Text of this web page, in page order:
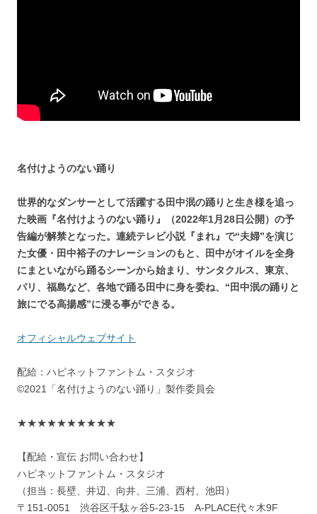
名付けようのない踊り
世界的なダンサーとして活躍する田中泯の踊りと生き様を追っ
た映画『名付けようのない踊り』（2022年1月28日公開）の予
告編が解禁となった。連続テレビ小説『まれ』で“夫婦”を演じ
た女優・田中裕子のナレーションのもと、田中がオイルを全身
にまといながら踊るシーンから始まり、サンタクルス、東京、
パリ、福島など、各地で踊る田中に身を委ね、“田中泯の踊りと
旅にでる高揚感”に浸る事ができる。
オフィシャルウェブサイト
配給：ハピネットファントム・スタジオ
©2021「名付けようのない踊り」製作委員会
★★★★★★★★★★
【配給・宣伝 お問い合わせ】
ハピネットファントム・スタジオ
（担当：長壁、井辺、向井、三浦、西村、池田）
〒151-0051 渋谷区千駄ヶ谷5-23-15 A-PLACE代々木9F